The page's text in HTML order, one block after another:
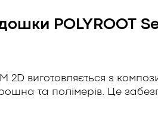
POLYROOT
2D виготовляється з
та полімерів. Це